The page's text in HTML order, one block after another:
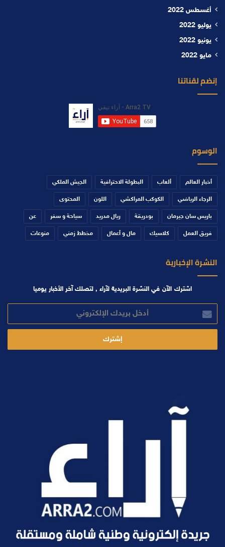
أغسطس 2022
يوليو 2022
يونيو 2022
مايو 2022
إنضم لقناتنا
الوسوم
أخبار العالم ألعاب البطولة الاحترافية الجيش الملكي
الرجاء الرياضي الكوكب المراكشي اللون المحتوى
باريس سان جيرمان بودريقة ريال مدريد سياحة و سفر عن
فريق العمل كلاسيك مال و أعمال مخطط زمني منوعات
النشرة الإخبارية
اشترك الآن في النشرة البريدية لآراء , لتصلك آخر الأخبار يوميا
أدخل
بريدك
الإلكتروني